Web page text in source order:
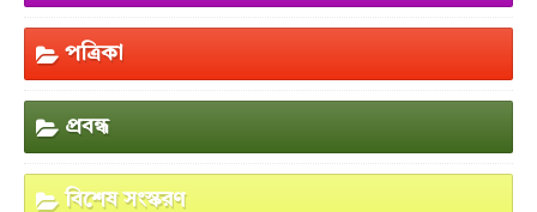
পত্রিকা
প্রবন্ধ
বিশেষ সংস্করণ